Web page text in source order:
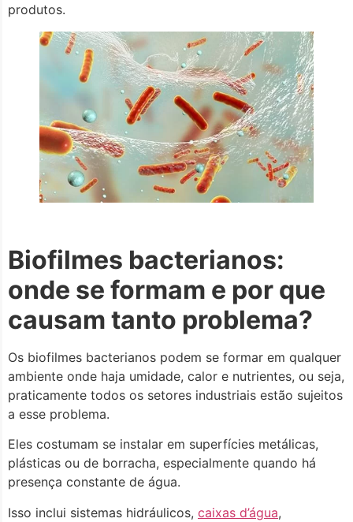
produtos.
Biofilmes bacterianos:
onde se formam e por que
causam tanto problema?
Os biofilmes bacterianos podem se formar em qualquer
ambiente onde haja umidade, calor e nutrientes, ou seja,
praticamente todos os setores industriais estão sujeitos
a esse problema.
Eles costumam se instalar em superfícies metálicas,
plásticas ou de borracha, especialmente quando há
presença constante de água.
Isso inclui sistemas hidráulicos, caixas d’água,